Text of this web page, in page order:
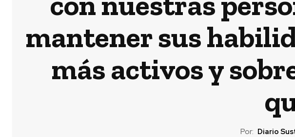
mantener sus
más activos y
Por: Diario